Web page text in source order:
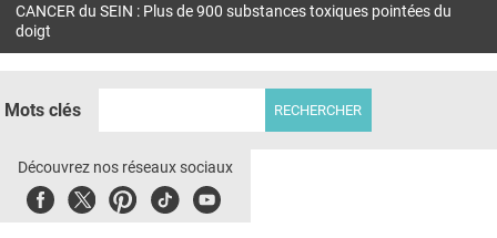
S'ABONNER À LA REVUE SOIN À DOMICILE
ACTUS
E-REVUE SAD
THÉMA
CANCER du SEIN : Plus de 900 substances toxiques pointées du
doigt
Mots clés
Découvrez nos réseaux sociaux
FacebookTwitterPinterest
TiktokYoubute